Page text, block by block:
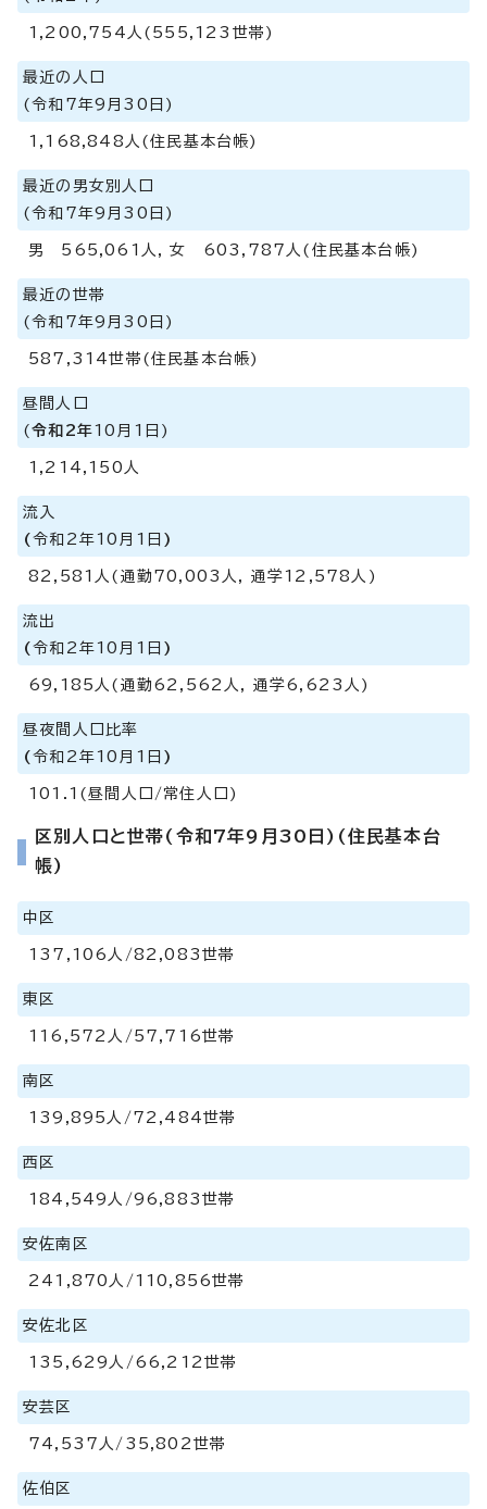
1,200,754人(555,123世帯)
最近の人口
(令和7年9月30日)
1,168,848人(住民基本台帳)
最近の男女別人口
(令和7年9月30日)
男 565,061人, 女 603,787人(住民基本台帳)
最近の世帯
(令和7年9月30日)
587,314世帯(住民基本台帳)
昼間人口
(令和2年10月1日)
1,214,150人
流入
(令和2年10月1日 )
82,581人(通勤70,003人, 通学12,578人)
流出
(令和2年10月1日 )
69,185人(通勤62,562人, 通学6,623人)
昼夜間人口比率
(令和2年10月1日 )
101.1(昼間人口/常住人口)
区別人口と世帯(令和7年9月30日)(住民基本台
帳)
中区
137,106人/82,083世帯
東区
116,572人/57,716世帯
南区
139,895人/72,484世帯
西区
184,549人/96,883世帯
安佐南区
241,870人/110,856世帯
安佐北区
135,629人/66,212世帯
安芸区
74,537人/35,802世帯
佐伯区